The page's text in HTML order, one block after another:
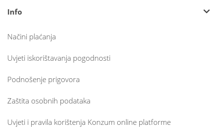
Info
Načini plaćanja
Uvjeti iskorištavanja pogodnosti
Podnošenje prigovora
Zaštita osobnih podataka
Uvjeti i pravila korištenja Konzum online platforme